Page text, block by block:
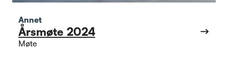
Annet
Årsmøte 2024
Møte